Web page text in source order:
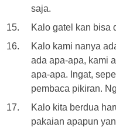
saja.
Kalo gatel kan bisa
Kalo kami nanya
ada apa-apa, kami
apa-apa. Ingat,
pembaca pikiran.
Kalo kita berdua
pakaian apapun